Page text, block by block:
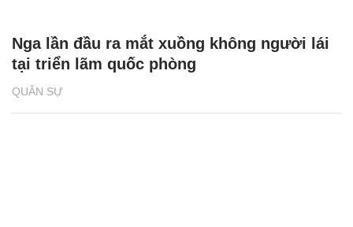
QUÂN SỰ
Nga lần đầu ra mắt xuồng không người lái
tại triển lãm quốc phòng